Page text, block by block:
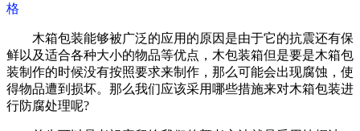
格
木箱包装能够被广泛的应用的原因是由于它的抗震还有保
鲜以及适合各种大小的物品等优点，木包装箱但是要是木箱包
装制作的时候没有按照要求来制作，那么可能会出现腐蚀，使
得物品遭到损坏。那么我们应该采用哪些措施来对木箱包装进
行防腐处理呢?